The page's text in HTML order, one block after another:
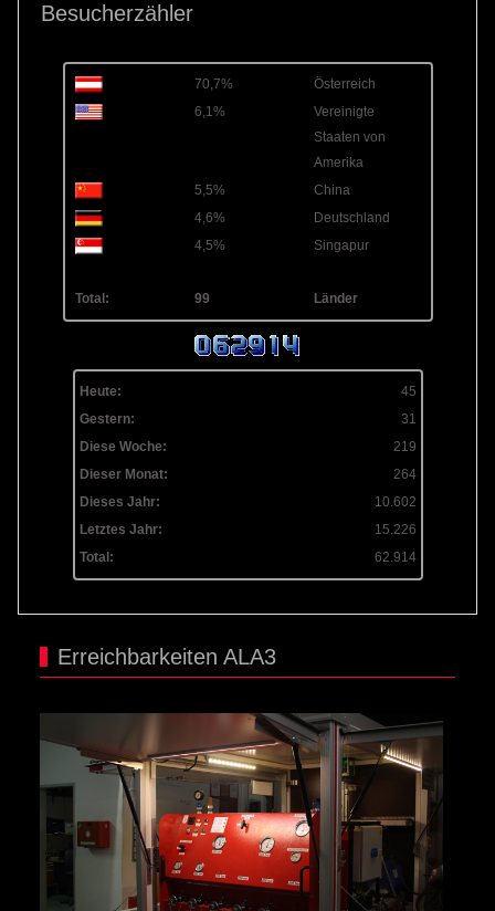
Besucherzähler
70,7%
Österreich
6,1%
Vereinigte
Staaten von
Amerika
5,5%
China
4,6%
Deutschland
4,5%
Singapur
Total: 99 Länder
Heute:
45
Gestern:
31
Diese Woche:
219
Dieser Monat:
264
Dieses Jahr:
10.602
Letztes Jahr:
15.226
Total:
62.914
Erreichbarkeiten ALA3